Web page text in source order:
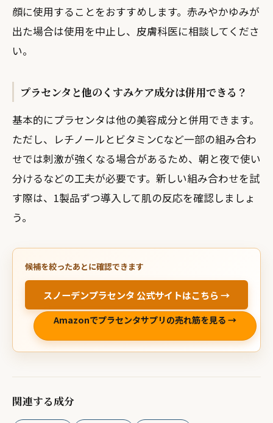
顔に使用することをおすすめします。赤みやかゆみが
出た場合は使用を中止し、皮膚科医に相談してくださ
い。
プラセンタと他のくすみケア成分は併用できる？
基本的にプラセンタは他の美容成分と併用できます。
ただし、レチノールとビタミンCなど一部の組み合わ
せでは刺激が強くなる場合があるため、朝と夜で使い
分けるなどの工夫が必要です。新しい組み合わせを試
す際は、1製品ずつ導入して肌の反応を確認しましょ
う。
候補を絞ったあとに確認できます
スノーデンプラセンタ 公式サイトはこちら →
Amazonでプラセンタサプリの売れ筋を見る →
関連する成分